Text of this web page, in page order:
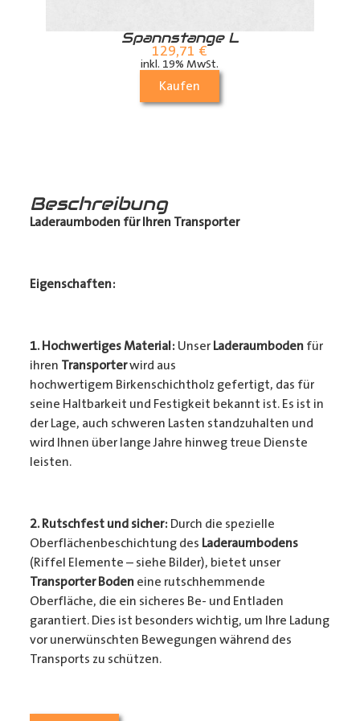
Spannstange L
129,71 €
inkl. 19% MwSt.
Kaufen
Beschreibung
Laderaumboden für Ihren Transporter
Eigenschaften:
1. Hochwertiges Material: Unser Laderaumbodenfür
ihren Transporterwird aus
hochwertigem Birkenschichtholz gefertigt, das für
seine Haltbarkeit und Festigkeit bekannt ist. Es ist in
der Lage, auch schweren Lasten standzuhalten und
wird Ihnen über lange Jahre hinweg treue Dienste
leisten.
2. Rutschfest und sicher: Durch die spezielle
Oberflächenbeschichtung des Laderaumbodens
(Riffel Elemente – siehe Bilder), bietet unser
Transporter Bodeneine rutschhemmende
Oberfläche, die ein sicheres Be- und Entladen
garantiert. Dies ist besonders wichtig, um Ihre Ladung
vor unerwünschten Bewegungen während des
Transports zu schützen.